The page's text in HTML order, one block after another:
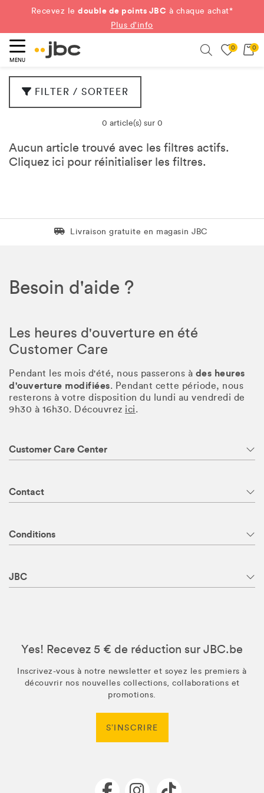
Recevez ledouble de points JBC à chaque achat*
Plus d'info
MENU
0 0
FILTER / SORTEER
0 article(s) sur 0
Aucun article trouvé avec les filtres actifs.
Cliquez ici pour réinitialiser les filtres.
Livraison gratuite en magasin JBC
Livraison gratuite en magasin JBC
Besoin d'aide ?
Les heures d'ouverture en été
Customer Care
Pendant les mois d'été, nous passerons à des heures
d'ouverture modifiées. Pendant cette période, nous
resterons à votre disposition du lundi au vendredi de
9h30 à 16h30. Découvrez ici.
Customer Care Center
Contact
Conditions
JBC
Yes! Recevez 5 € de réduction sur JBC.be
Inscrivez-vous à notre newsletter et soyez les premiers à
découvrir nos nouvelles collections, collaborations et
promotions.
S’INSCRIRE